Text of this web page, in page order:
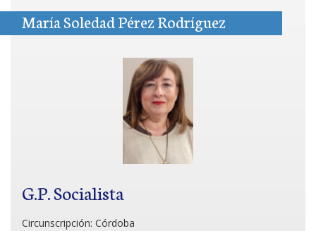
María Soledad Pérez Rodríguez
G.P. Socialista
Circunscripción: Córdoba